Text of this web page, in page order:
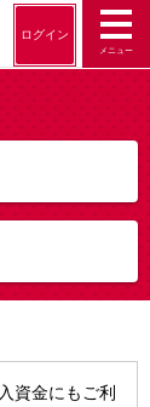
メニュー
ログイン
資金にもご利